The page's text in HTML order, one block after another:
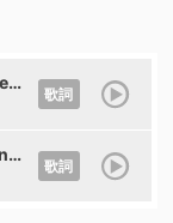
)
歌詞
歌詞